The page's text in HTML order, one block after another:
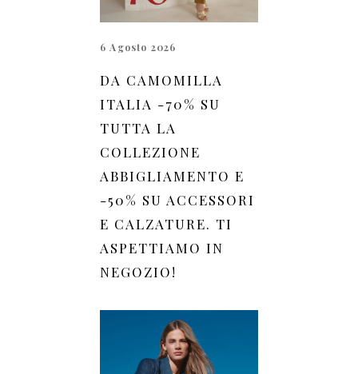
6 Agosto 2026
DA CAMOMILLA
ITALIA -70% SU
TUTTA LA
COLLEZIONE
ABBIGLIAMENTO E
-50% SU ACCESSORI
E CALZATURE. TI
ASPETTIAMO IN
NEGOZIO!